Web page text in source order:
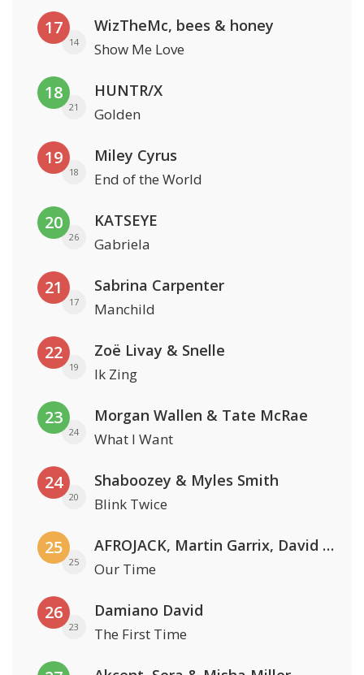
17
14
WizTheMc, bees & honey
Show Me Love
18
21
HUNTR/X
Golden
19
18
Miley Cyrus
End of the World
20
26
KATSEYE
Gabriela
21
17
Sabrina Carpenter
Manchild
22
19
Zoë Livay & Snelle
Ik Zing
23
24
Morgan Wallen & Tate McRae
What I Want
24
20
Shaboozey & Myles Smith
Blink Twice
25
25
AFROJACK, Martin Garrix, David Guetta & Amél
Our Time
26
23
Damiano David
The First Time